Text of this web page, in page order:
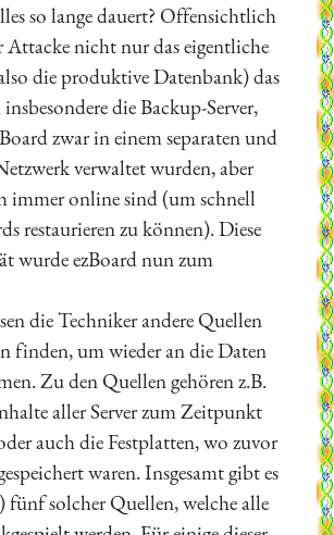
so lange dauert? Offensichtlich
Attacke nicht nur das eigentliche
die produktive Datenbank) das
die Backup-Server,
zwar in einem separaten und
verwaltet wurden, aber
immer online sind (um schnell
restaurieren zu können). Diese
wurde ezBoard nun zum
die Techniker andere Quellen
finden, um wieder an die Daten
Zu den Quellen gehören z.B.
aller Server zum Zeitpunkt
auch die Festplatten, wo zuvor
waren. Insgesamt gibt es
fünf solcher Quellen, welche alle